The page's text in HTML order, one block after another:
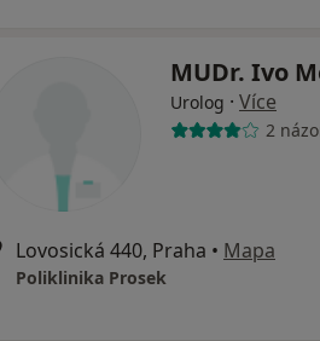
MUDr. Ivo
Urolog · Více
2
Lovosická 440, Praha • Mapa
Poliklinika Prosek